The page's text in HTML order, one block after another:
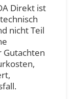
Direkt ist
nicht Teil
Gutachten